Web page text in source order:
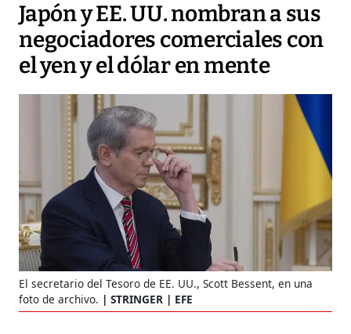
Japón y EE. UU. nombran a sus
negociadores comerciales con
el yen y el dólar en mente
El secretario del Tesoro de EE. UU., Scott Bessent, en una
foto de archivo.
STRINGER | EFE